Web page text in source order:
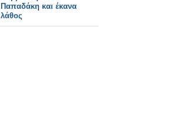
Παπαδάκη και έκανα
λάθος